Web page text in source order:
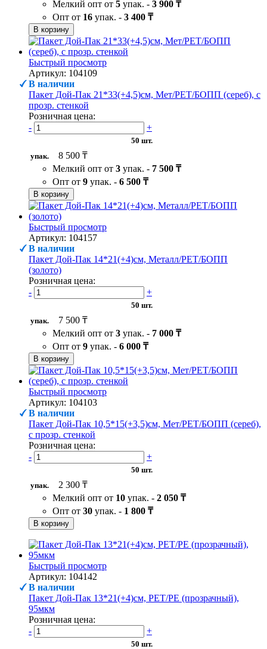
Мелкий опт от 5 упак. - 3 900 ₸
Опт от 16 упак. - 3 400 ₸
В корзину
Быстрый просмотр
Артикул: 104109
В наличии
Пакет Дой-Пак 21*33(+4,5)см, Мет/PET/БОПП (сереб), с
прозр. стенкой
Розничная цена:
-
+
50 шт.
упак.
8 500 ₸
Мелкий опт от 3 упак. - 7 500 ₸
Опт от 9 упак. - 6 500 ₸
В корзину
Быстрый просмотр
Артикул: 104157
В наличии
Пакет Дой-Пак 14*21(+4)см, Металл/PET/БОПП
(золото)
Розничная цена:
-
+
50 шт.
упак.
7 500 ₸
Мелкий опт от 3 упак. - 7 000 ₸
Опт от 9 упак. - 6 000 ₸
В корзину
Быстрый просмотр
Артикул: 104103
В наличии
Пакет Дой-Пак 10,5*15(+3,5)см, Мет/PET/БОПП (сереб),
с прозр. стенкой
Розничная цена:
-
+
50 шт.
упак.
2 300 ₸
Мелкий опт от 10 упак. - 2 050 ₸
Опт от 30 упак. - 1 800 ₸
В корзину
Быстрый просмотр
Артикул: 104142
В наличии
Пакет Дой-Пак 13*21(+4)см, PET/PE (прозрачный),
95мкм
Розничная цена:
-
+
50 шт.